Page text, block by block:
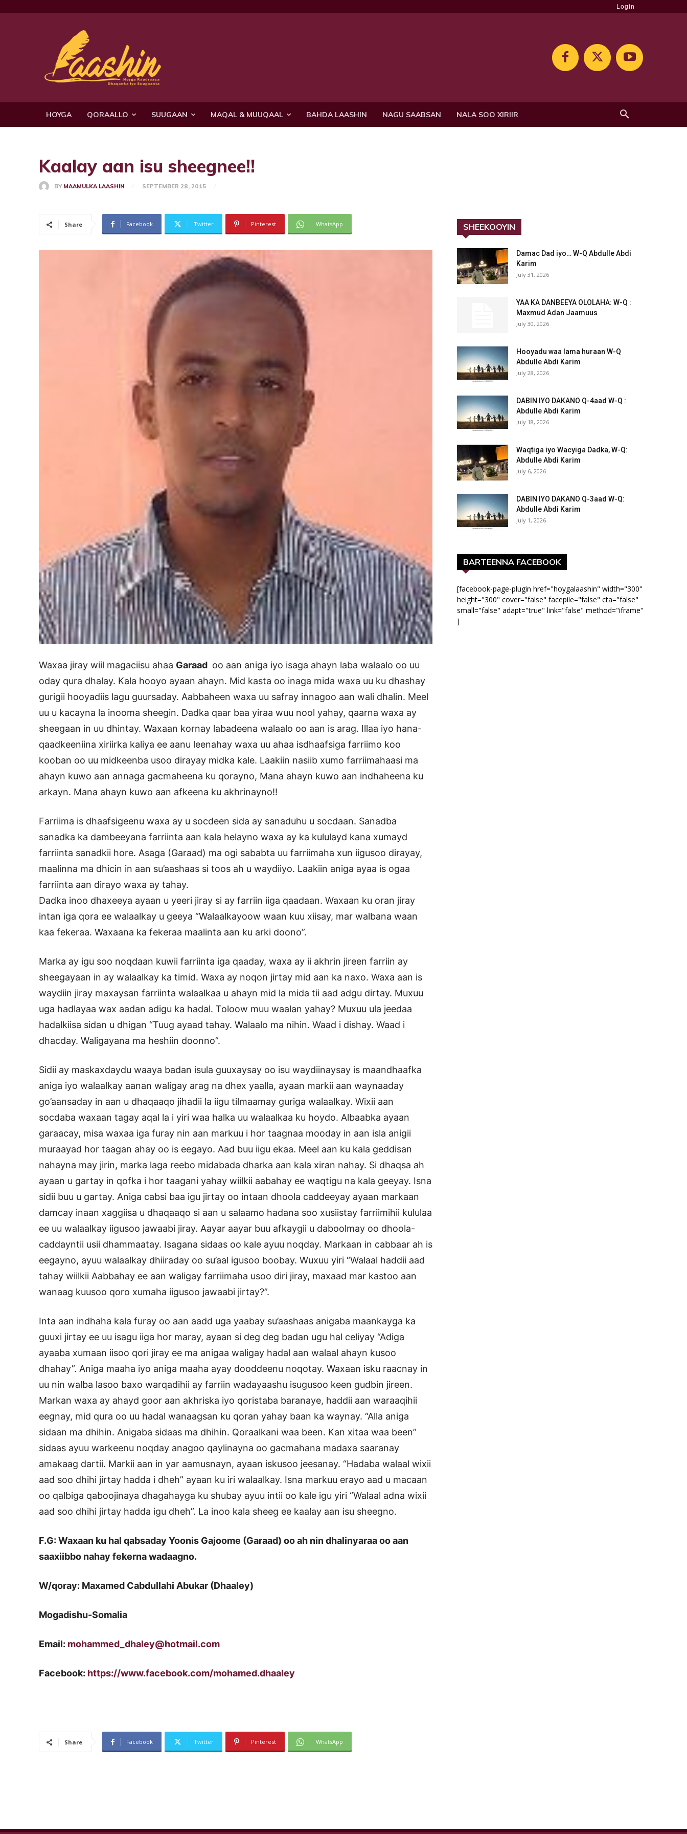
Login
HOYGA QORAALLO SUUGAAN MAQAL & MUUQAAL BAHDA LAASHIN NAGU SAABSAN NALA SOO XIRIIR
Kaalay aan isu sheegnee!!
BY MAAMULKA LAASHIN SEPTEMBER 28, 2015
Share Facebook Twitter Pinterest WhatsApp
Waxaa jiray wiil magaciisu ahaa Garaad ​ oo aan aniga iyo isaga ahayn laba walaalo oo uu
oday qura dhalay. Kala hooyo ayaan ahayn. Mid kasta oo inaga mida waxa uu ku dhashay
gurigii hooyadiis lagu guursaday. Aabbaheen waxa uu safray innagoo aan wali dhalin. Meel
uu u kacayna la inooma sheegin. Dadka qaar baa yiraa wuu nool yahay, qaarna waxa ay
sheegaan in uu dhintay. Waxaan kornay labadeena walaalo oo aan is arag. Illaa iyo hana-
qaadkeeniina xiriirka kaliya ee aanu leenahay waxa uu ahaa isdhaafsiga farriimo koo
kooban oo uu midkeenba usoo dirayay midka kale. Laakiin nasiib xumo farriimahaasi ma
ahayn kuwo aan annaga gacmaheena ku qorayno, Mana ahayn kuwo aan indhaheena ku
arkayn. Mana ahayn kuwo aan afkeena ku akhrinayno!!
Farriima is dhaafsigeenu waxa ay u socdeen sida ay sanaduhu u socdaan. Sanadba
sanadka ka dambeeyana farriinta aan kala helayno waxa ay ka kululayd kana xumayd
farriinta sanadkii hore. Asaga (Garaad) ma ogi sababta uu farriimaha xun iigusoo dirayay,
maalinna ma dhicin in aan su’aashaas si toos ah u waydiiyo. Laakiin aniga ayaa is ogaa
farriinta aan dirayo waxa ay tahay.
Dadka inoo dhaxeeya ayaan u yeeri jiray si ay farriin iiga qaadaan. Waxaan ku oran jiray
intan iga qora ee walaalkay u geeya “Walaalkayoow waan kuu xiisay, mar walbana waan
kaa fekeraa. Waxaana ka fekeraa maalinta aan ku arki doono”.
Marka ay igu soo noqdaan kuwii farriinta iga qaaday, waxa ay ii akhrin jireen farriin ay
sheegayaan in ay walaalkay ka timid. Waxa ay noqon jirtay mid aan ka naxo. Waxa aan is
waydiin jiray maxaysan farriinta walaalkaa u ahayn mid la mida tii aad adgu dirtay. Muxuu
uga hadlayaa wax aadan adigu ka hadal. Toloow muu waalan yahay? Muxuu ula jeedaa
hadalkiisa sidan u dhigan “Tuug ayaad tahay. Walaalo ma nihin. Waad i dishay. Waad i
dhacday. Waligayana ma heshiin doonno”.
Sidii ay maskaxdaydu waaya badan isula guuxaysay oo isu waydiinaysay is maandhaafka
aniga iyo walaalkay aanan waligay arag na dhex yaalla, ayaan markii aan waynaaday
go’aansaday in aan u dhaqaaqo jihadii la iigu tilmaamay guriga walaalkay. Wixii aan
socdaba waxaan tagay aqal la i yiri waa halka uu walaalkaa ku hoydo. Albaabka ayaan
garaacay, misa waxaa iga furay nin aan markuu i hor taagnaa mooday in aan isla anigii
muraayad hor taagan ahay oo is eegayo. Aad buu iigu ekaa. Meel aan ku kala geddisan
nahayna may jirin, marka laga reebo midabada dharka aan kala xiran nahay. Si dhaqsa ah
ayaan u gartay in qofka i hor taagani yahay wiilkii aabahay ee waqtigu na kala geeyay. Isna
sidii buu u gartay. Aniga cabsi baa igu jirtay oo intaan dhoola caddeeyay ayaan markaan
damcay inaan xaggiisa u dhaqaaqo si aan u salaamo hadana soo xusiistay farriimihii kululaa
ee uu walaalkay iigusoo jawaabi jiray. Aayar aayar buu afkaygii u daboolmay oo dhoola-
caddayntii usii dhammaatay. Isagana sidaas oo kale ayuu noqday. Markaan in cabbaar ah is
eegayno, ayuu walaalkay dhiiraday oo su’aal igusoo boobay. Wuxuu yiri “Walaal haddii aad
tahay wiilkii Aabbahay ee aan waligay farriimaha usoo diri jiray, maxaad mar kastoo aan
wanaag kuusoo qoro xumaha iigusoo jawaabi jirtay?”.
Inta aan indhaha kala furay oo aan aadd uga yaabay su’aashaas anigaba maankayga ka
guuxi jirtay ee uu isagu iiga hor maray, ayaan si deg deg badan ugu hal celiyay “Adiga
ayaaba xumaan iisoo qori jiray ee ma anigaa waligay hadal aan walaal ahayn kusoo
dhahay”. Aniga maaha iyo aniga maaha ayay dooddeenu noqotay. Waxaan isku raacnay in
uu nin walba lasoo baxo warqadihii ay farriin wadayaashu isugusoo keen gudbin jireen.
Markan waxa ay ahayd goor aan akhriska iyo qoristaba baranaye, haddii aan waraaqihii
eegnay, mid qura oo uu hadal wanaagsan ku qoran yahay baan ka waynay. “Alla aniga
sidaan ma dhihin. Anigaba sidaas ma dhihin. Qoraalkani waa been. Kan xitaa waa been”
sidaas ayuu warkeenu noqday anagoo qaylinayna oo gacmahana madaxa saaranay
amakaag dartii. Markii aan in yar aamusnayn, ayaan iskusoo jeesanay. “Hadaba walaal wixii
aad soo dhihi jirtay hadda i dheh” ayaan ku iri walaalkay. Isna markuu erayo aad u macaan
oo qalbiga qaboojinaya dhagahayga ku shubay ayuu intii oo kale igu yiri “Walaal adna wixii
aad soo dhihi jirtay hadda igu dheh”. La inoo kala sheeg ee kaalay aan isu sheegno.
F.G: Waxaan ku hal qabsaday Yoonis Gajoome (Garaad) oo ah nin dhalinyaraa oo aan
saaxiibbo nahay fekerna wadaagno.
W/qoray: Maxamed Cabdullahi Abukar (Dhaaley)
Mogadishu-Somalia
Email: mohammed_dhaley@hotmail.com
Facebook: https://www.facebook.com/mohamed.dhaaley
Share Facebook Twitter Pinterest WhatsApp
SHEEKOOYIN
Damac Dad iyo… W-Q Abdulle Abdi
Karim
July 31, 2026
YAA KA DANBEEYA OLOLAHA: W-Q :
Maxmud Adan Jaamuus
July 30, 2026
Hooyadu waa lama huraan W-Q
Abdulle Abdi Karim
July 28, 2026
DABIN IYO DAKANO Q-4aad W-Q :
Abdulle Abdi Karim
July 18, 2026
Waqtiga iyo Wacyiga Dadka, W-Q:
Abdulle Abdi Karim
July 6, 2026
DABIN IYO DAKANO Q-3aad W-Q:
Abdulle Abdi Karim
July 1, 2026
BARTEENNA FACEBOOK
[facebook-page-plugin href="hoygalaashin" width="300"
height="300" cover="false" facepile="false" cta="false"
small="false" adapt="true" link="false" method="iframe"
]